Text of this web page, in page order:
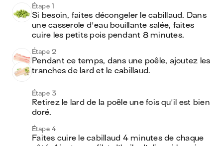
Étape 1
Si besoin, faites décongeler le cabillaud. Dans
une casserole d'eau bouillante salée, faites
cuire les petits pois pendant 8 minutes.
Étape 2
Pendant ce temps, dans une poêle, ajoutez les
tranches de lard et le cabillaud.
Étape 3
Retirez le lard de la poêle une fois qu'il est bien
doré.
Étape 4
Faites cuire le cabillaud 4 minutes de chaque